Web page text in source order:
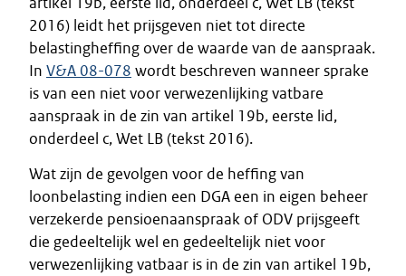
2016) leidt het prijsgeven niet tot directe
belastingheffing over de waarde van de aanspraak.
In V&A 08-078 wordt beschreven wanneer sprake
is van een niet voor verwezenlijking vatbare
aanspraak in de zin van artikel 19b, eerste lid,
onderdeel c, Wet LB (tekst 2016).
Wat zijn de gevolgen voor de heffing van
loonbelasting indien een DGA een in eigen beheer
verzekerde pensioenaanspraak of ODV prijsgeeft
die gedeeltelijk wel en gedeeltelijk niet voor
verwezenlijking vatbaar is in de zin van artikel 19b,